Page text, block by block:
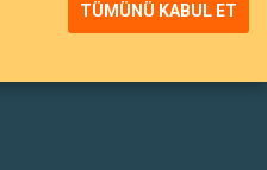
TÜMÜNÜ KABUL ET